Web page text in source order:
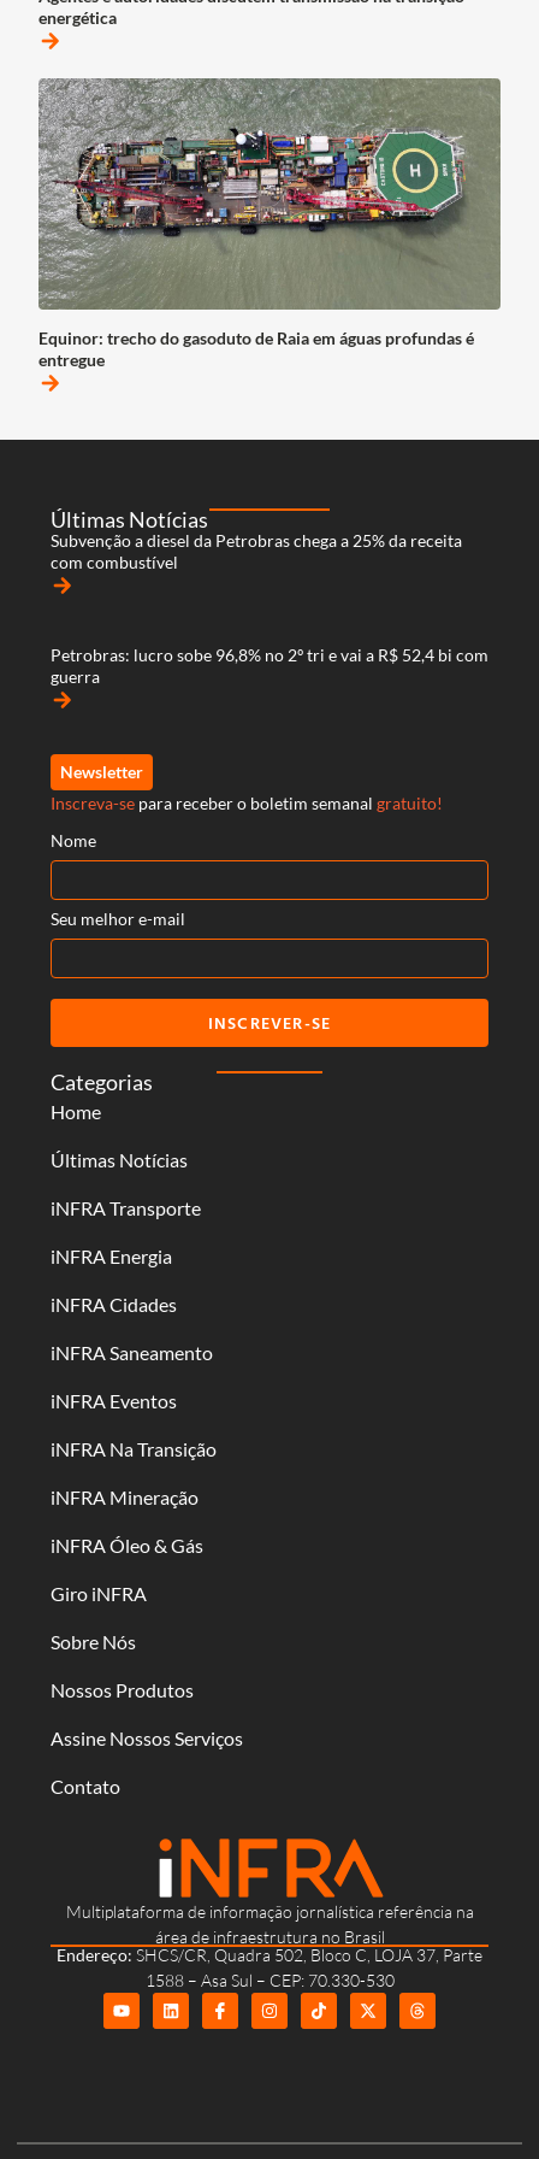
energética
arrow_forward
Equinor: trecho do gasoduto de Raia em águas profundas é
entregue
arrow_forward
Multiplataforma de informação jornalística referência na
área de infraestrutura no Brasil
Endereço: SHCS/CR, Quadra 502, Bloco C, LOJA 37, Parte
1588 – Asa Sul – CEP: 70.330-530
Categorias
Home
Últimas Notícias
iNFRA Transporte
iNFRA Energia
iNFRA Cidades
iNFRA Saneamento
iNFRA Eventos
iNFRA Na Transição
iNFRA Mineração
iNFRA Óleo & Gás
Giro iNFRA
Sobre Nós
Nossos Produtos
Assine Nossos Serviços
Contato
Últimas Notícias
Subvenção a diesel da Petrobras chega a 25% da receita
com combustível
arrow_forward
Petrobras: lucro sobe 96,8% no 2º tri e vai a R$ 52,4 bi com
guerra
arrow_forward
Newsletter
Inscreva-se para receber o boletim semanal gratuito!
Nome
Seu melhor e-mail
INSCREVER-SE